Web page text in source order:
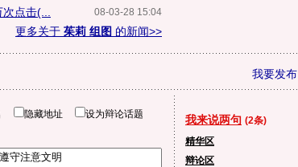
08-03-28 15:04
点击(...
更多关于 茱莉 组图 的新闻>>
我要发布
隐藏地址 设为辩论话题 我来说两句 (2条)
精华区
辩论区